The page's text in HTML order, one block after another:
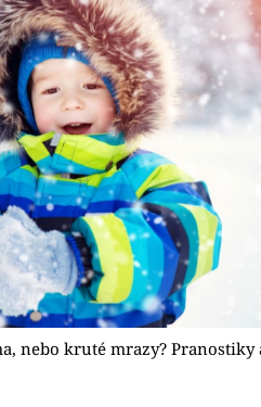
nebo kruté mrazy?